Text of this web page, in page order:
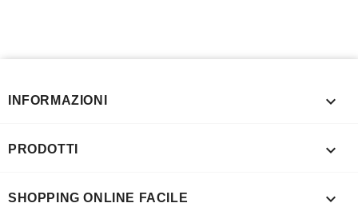
INFORMAZIONI 
PRODOTTI 
SHOPPING ONLINE FACILE 